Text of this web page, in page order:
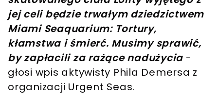
jej celi będzie trwałym dziedzictwem
Miami Seaquarium: Tortury,
kłamstwa i śmierć. Musimy sprawić,
by zapłacili za rażące nadużycia -
głosi wpis aktywisty Phila Demersa z
organizacji Urgent Seas.